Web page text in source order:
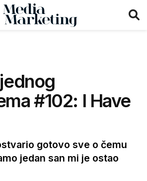
#102: I Have
gotovo sve o čemu
jedan san mi je ostao